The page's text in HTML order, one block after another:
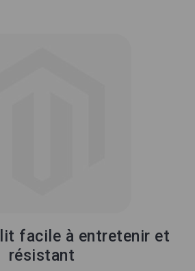
lit facile à entretenir et
résistant